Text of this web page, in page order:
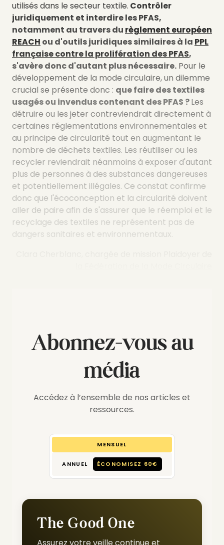
utilisés dans le secteur textile. Contrôler
juridiquement et interdire les PFAS,
notamment au travers du règlement européen
REACH ou d'outils juridiques similaires à la PPL
française contre la prolifération des PFAS,
s'avère donc d'autant plus nécessaire. Pour le
développement de la mode circulaire, un dilemme
crucial se présente donc : que faire des textiles
usagés ou invendus contenant des PFAS ?Les
détruire ou les jeter contreviendrait directement à
certaines réglementations environnementales et
au principe de circularité tout en augmentant le
nombre de déchets textiles. Les réutiliser ou les
recycler reviendrait néanmoins à exposer d'autant
plus de personnes à des substances dangereuses
et potentiellement illégales. Ce constat confirme
donc que l'écoconception et la circularité doivent
aller de paire afin de s'assurer que le réemploi et le
recyclage des textiles ne représentent pas de
dangers sanitaires et environnementaux.
Abonnez-vous au
média
Accédez à l’ensemble de nos articles et
ressources.
MENSUEL
ANNUEL ÉCONOMISEZ 60€
The Good One